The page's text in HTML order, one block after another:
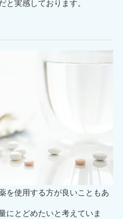
と実感しております。
を使用する方が良いこともあ
にとどめたいと考えていま